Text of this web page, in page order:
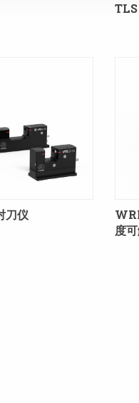
TLS
刀仪
度